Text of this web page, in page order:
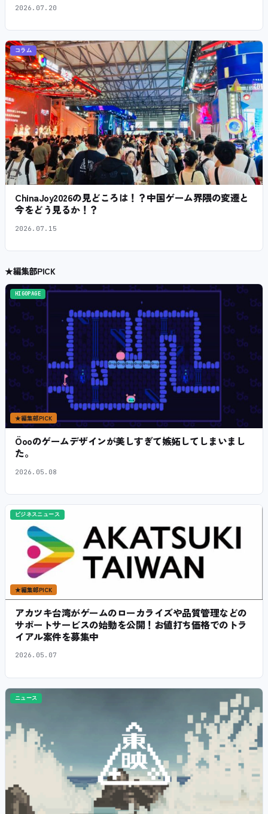
2026.07.20
コラム
ChinaJoy2026の見どころは！？中国ゲーム界隈の変遷と
今をどう見るか！？
2026.07.15
★編集部PICK
HIGOPAGE
★編集部PICK
Öooのゲームデザインが美しすぎて嫉妬してしまいまし
た。
2026.05.08
ビジネスニュース
★編集部PICK
アカツキ台湾がゲームのローカライズや品質管理などの
サポートサービスの始動を公開！お値打ち価格でのトラ
イアル案件を募集中
2026.05.07
ニュース